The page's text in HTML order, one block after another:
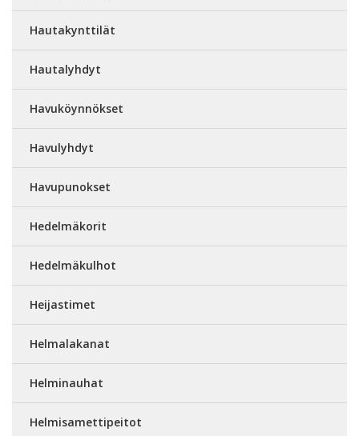
Hautakynttilät
Hautalyhdyt
Havuköynnökset
Havulyhdyt
Havupunokset
Hedelmäkorit
Hedelmäkulhot
Heijastimet
Helmalakanat
Helminauhat
Helmisamettipeitot